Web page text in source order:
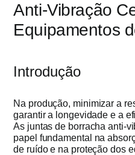
Anti-Vibração
Equipamentos
Introdução
Na produção, minimizar a
garantir a longevidade e a
As juntas de borracha anti-
papel fundamental na
de ruído e na proteção dos